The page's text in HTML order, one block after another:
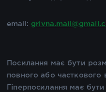
email:
Посилання має бути
повного або часткового
Гіперпосилання має